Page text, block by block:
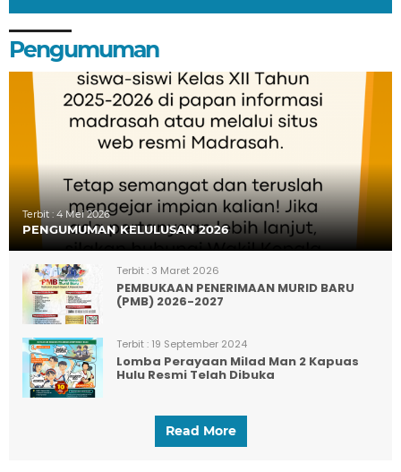
Pengumuman
Terbit : 4 Mei 2026
PENGUMUMAN KELULUSAN 2026
Terbit : 3 Maret 2026
PEMBUKAAN PENERIMAAN MURID BARU
(PMB) 2026-2027
Terbit : 19 September 2024
Lomba Perayaan Milad Man 2 Kapuas
Hulu Resmi Telah Dibuka
Read More